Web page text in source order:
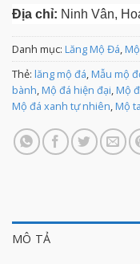
Địa chỉ: Ninh Vân,
Danh mục: Lăng Mộ Đá,
Thẻ: lăng mộ đá,Mẫu mộ
bành,Mộ đá hiện đại,Mộ
Mộ đá xanh tự nhiên,Mộ
MÔ TẢ